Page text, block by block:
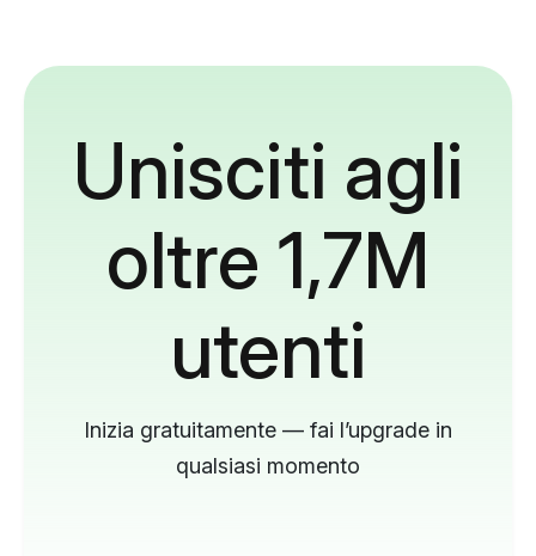
Unisciti agli
oltre 1,7M
utenti
Inizia gratuitamente — fai l’upgrade in
qualsiasi momento